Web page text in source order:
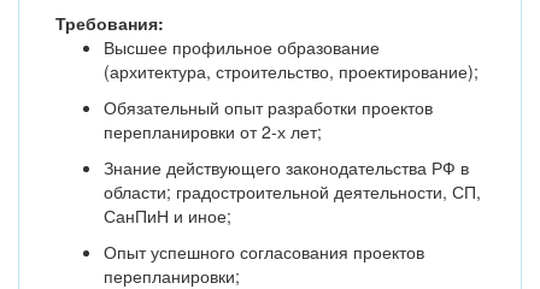
Требования:
Высшее профильное образование
(архитектура, строительство, проектирование);
Обязательный опыт разработки проектов
перепланировки от 2-х лет;
Знание действующего законодательства РФ в
области; градостроительной деятельности, СП,
СанПиН и иное;
Опыт успешного согласования проектов
перепланировки;